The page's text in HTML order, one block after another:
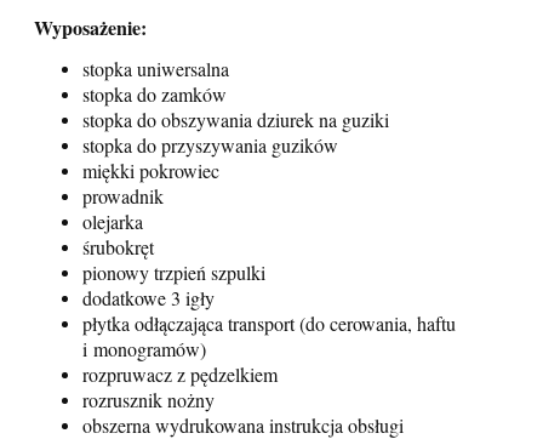
Wyposażenie:
stopka uniwersalna
stopka do zamków
stopka do obszywania dziurek na guziki
stopka do przyszywania guzików
miękki pokrowiec
prowadnik
olejarka
śrubokręt
pionowy trzpień szpulki
dodatkowe 3 igły
płytka odłączająca transport (do cerowania, haftu
i monogramów)
rozpruwacz z pędzelkiem
rozrusznik nożny
obszerna wydrukowana instrukcja obsługi